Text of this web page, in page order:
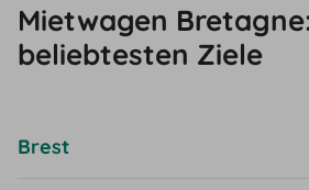
Mietwagen
beliebtesten Ziele
Brest